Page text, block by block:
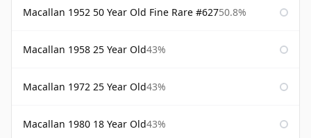
Macallan 1952 50 Year Old Fine Rare #62750.8%
Macallan 1958 25 Year Old43%
Macallan 1972 25 Year Old43%
Macallan 1980 18 Year Old43%